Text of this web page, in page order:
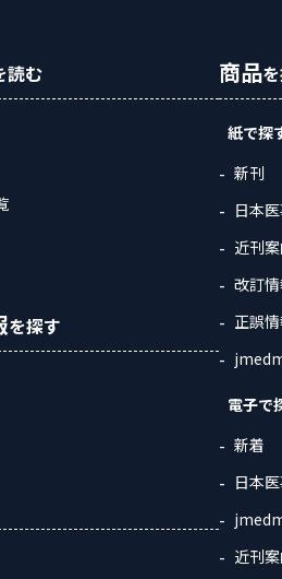
読む
を探す
商品
紙で探
新刊
日本
近刊
改訂
正誤
電子で
新着
日本
近刊